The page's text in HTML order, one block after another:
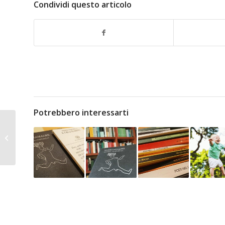
Condividi questo articolo
Potrebbero interessarti
L’iniziazione alla vita
(di Giancarlo Pontiggia)